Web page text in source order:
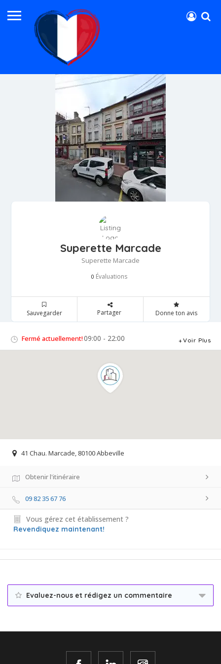
Superette Marcade
Superette Marcade
0 Évaluations
Sauvegarder Partager Donne ton avis
Fermé actuellement!09:00 - 22:00 Voir Plus
41 Chau. Marcade, 80100 Abbeville
Obtenir l'itinéraire
09 82 35 67 76
Vous gérez cet établissement ?
Revendiquez maintenant!
Evaluez-nous et rédigez un commentaire